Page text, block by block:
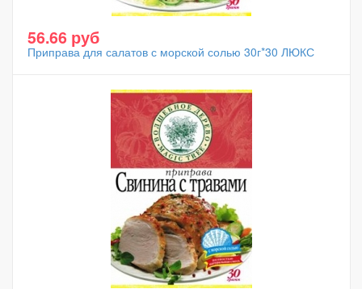
56.66 руб
Приправа для салатов с морской солью 30г*30 ЛЮКС